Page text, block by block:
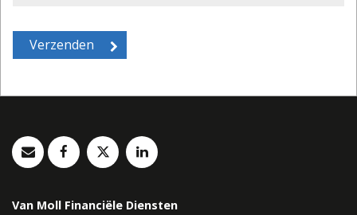
Van Moll Financiële Diensten